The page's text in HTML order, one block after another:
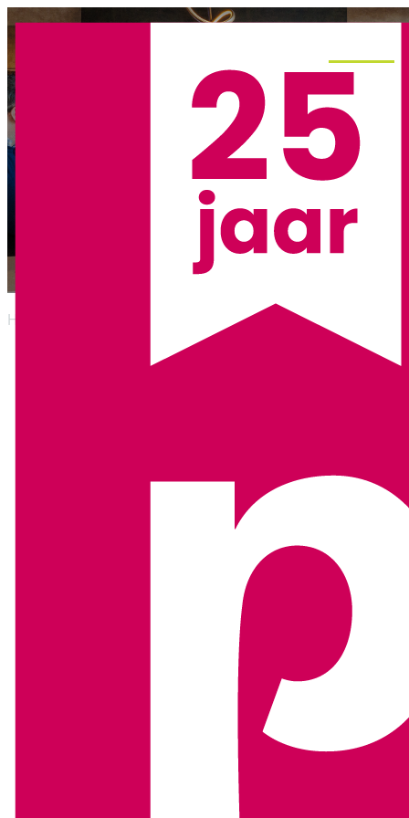
Stakeholdermanagement
Home Stakeholdermanagement
Maatschappelijke en organisatorische vraagstukken
spelen zich af in een complex krachtenveld. Belangen
botsen, verhoudingen verschuiven en publieke aandacht
is onvoorspelbaar. Stakeholdermanagement vraagt om
richting en regie. Om bewust omgaan met relaties,
PDR adviseert organisaties bij strategisch
stakeholdermanagement. Met overzicht, scherpe keuzes
en verbinding die bijdraagt aan vertrouwen en draagvlak.